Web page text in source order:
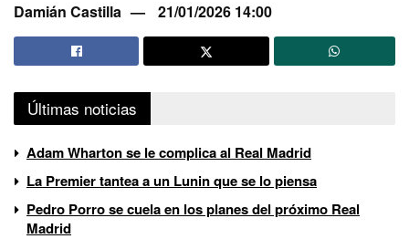
Damián Castilla 21/01/2026 14:00
Últimas noticias
Adam Wharton se le complica al Real Madrid
La Premier tantea a un Lunin que se lo piensa
Pedro Porro se cuela en los planes del próximo Real
Madrid